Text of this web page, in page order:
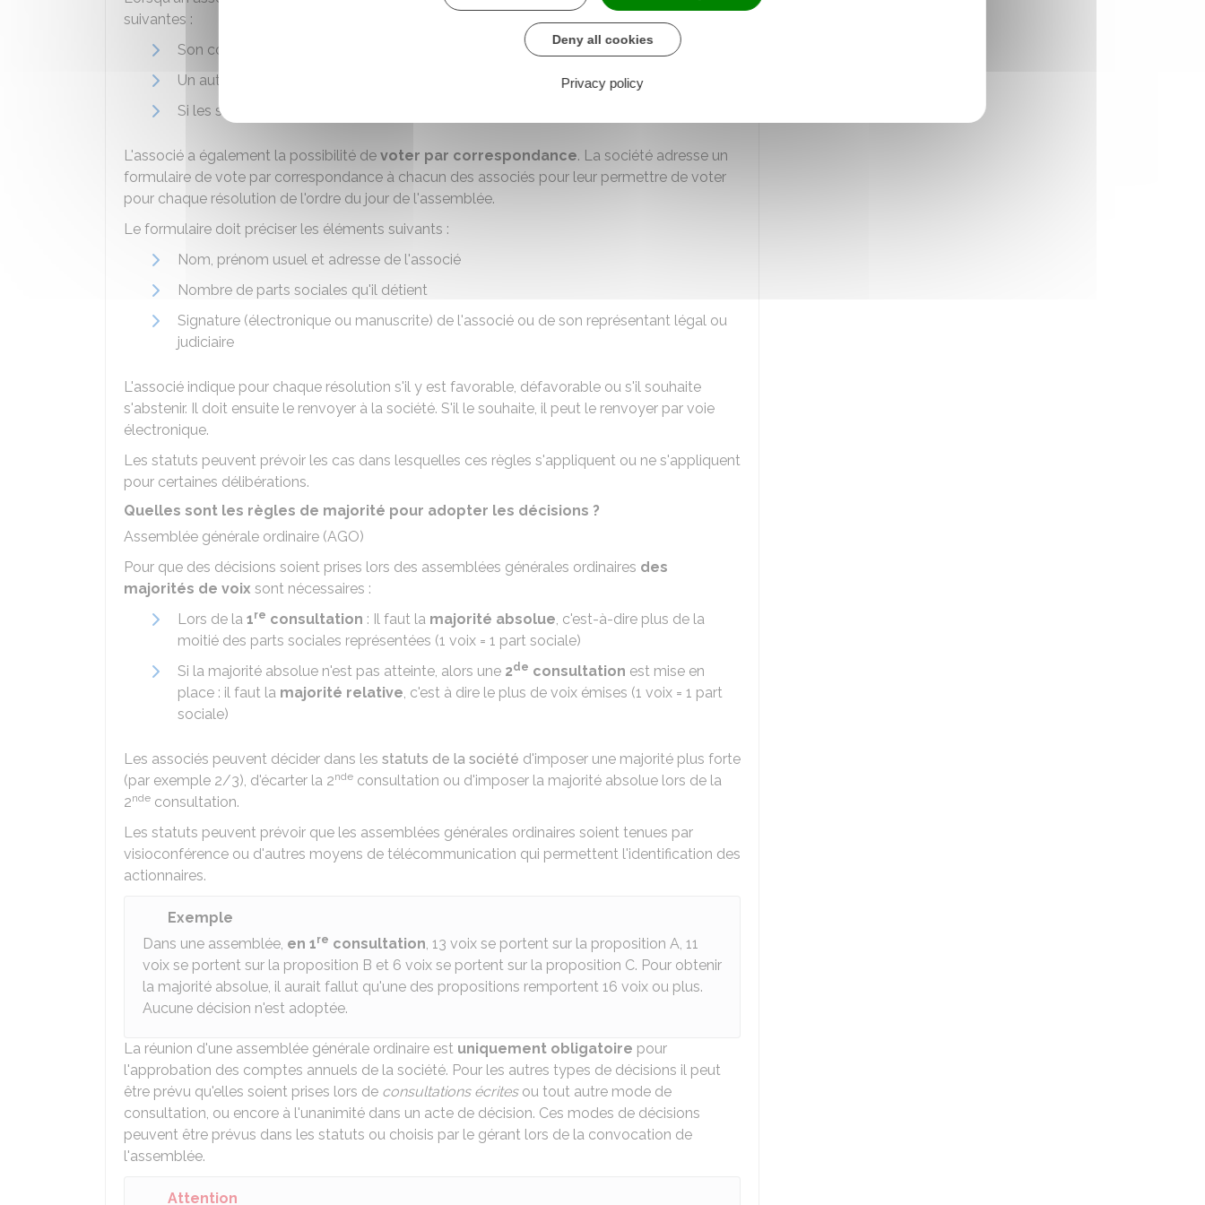
suivantes :
Son conjoint lorsque les deux époux ne sont pas les seuls associés de la société
Un autre associé lorsque la société a 3 associés ou plus
Si les statuts le permettent, une autre personne mandataire
L'associé a également la possibilité de voter par correspondance. La société adresse un
formulaire de vote par correspondance à chacun des associés pour leur permettre de voter
pour chaque résolution de l'ordre du jour de l'assemblée.
Le formulaire doit préciser les éléments suivants :
Nom, prénom usuel et adresse de l'associé
Nombre de parts sociales qu'il détient
Signature (électronique ou manuscrite) de l'associé ou de son représentant légal ou
judiciaire
L'associé indique pour chaque résolution s'il y est favorable, défavorable ou s'il souhaite
s'abstenir. Il doit ensuite le renvoyer à la société. S'il le souhaite, il peut le renvoyer par voie
électronique.
Les statuts peuvent prévoir les cas dans lesquelles ces règles s'appliquent ou ne s'appliquent
pour certaines délibérations.
Quelles sont les règles de majorité pour adopter les décisions ?
Assemblée générale ordinaire (AGO)
Pour que des décisions soient prises lors des assemblées générales ordinaires des
majorités de voix sont nécessaires :
Lors de la 1re consultation : Il faut la majorité absolue, c'est-à-dire plus de la
moitié des parts sociales représentées (1 voix = 1 part sociale)
Si la majorité absolue n'est pas atteinte, alors une 2de consultation est mise en
place : il faut la majorité relative, c'est à dire le plus de voix émises (1 voix = 1 part
sociale)
Les associés peuvent décider dans les statuts de la société d'imposer une majorité plus forte
(par exemple 2/3), d'écarter la 2nde consultation ou d'imposer la majorité absolue lors de la
2nde consultation.
Les statuts peuvent prévoir que les assemblées générales ordinaires soient tenues par
visioconférence ou d'autres moyens de télécommunication qui permettent l'identification des
actionnaires.
Exemple
Dans une assemblée, en 1re consultation, 13 voix se portent sur la proposition A, 11
voix se portent sur la proposition B et 6 voix se portent sur la proposition C. Pour obtenir
la majorité absolue, il aurait fallut qu'une des propositions remportent 16 voix ou plus.
Aucune décision n'est adoptée.
La réunion d'une assemblée générale ordinaire est uniquement obligatoire pour
l'approbation des comptes annuels de la société. Pour les autres types de décisions il peut
être prévu qu'elles soient prises lors de consultations écritesou tout autre mode de
consultation, ou encore à l'unanimité dans un acte de décision. Ces modes de décisions
peuvent être prévus dans les statuts ou choisis par le gérant lors de la convocation de
l'assemblée.
Attention
Deny all cookies
Privacy policy